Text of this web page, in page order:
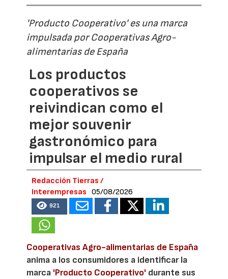
'Producto Cooperativo' es una marca
impulsada por Cooperativas Agro-
alimentarias de España
Los productos
cooperativos se
reivindican como el
mejor souvenir
gastronómico para
impulsar el medio rural
Redacción Tierras /
Interempresas
05/08/2026
921
Cooperativas Agro-alimentarias de España
anima a los consumidores a identificar la
marca 'Producto Cooperativo' durante sus